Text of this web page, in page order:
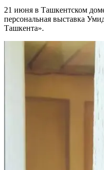
21 июня в Ташкентском
персональная выставка
Ташкента».